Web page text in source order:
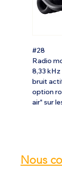
#28
Radio
8,33
bruit
option
air" sur
Nous